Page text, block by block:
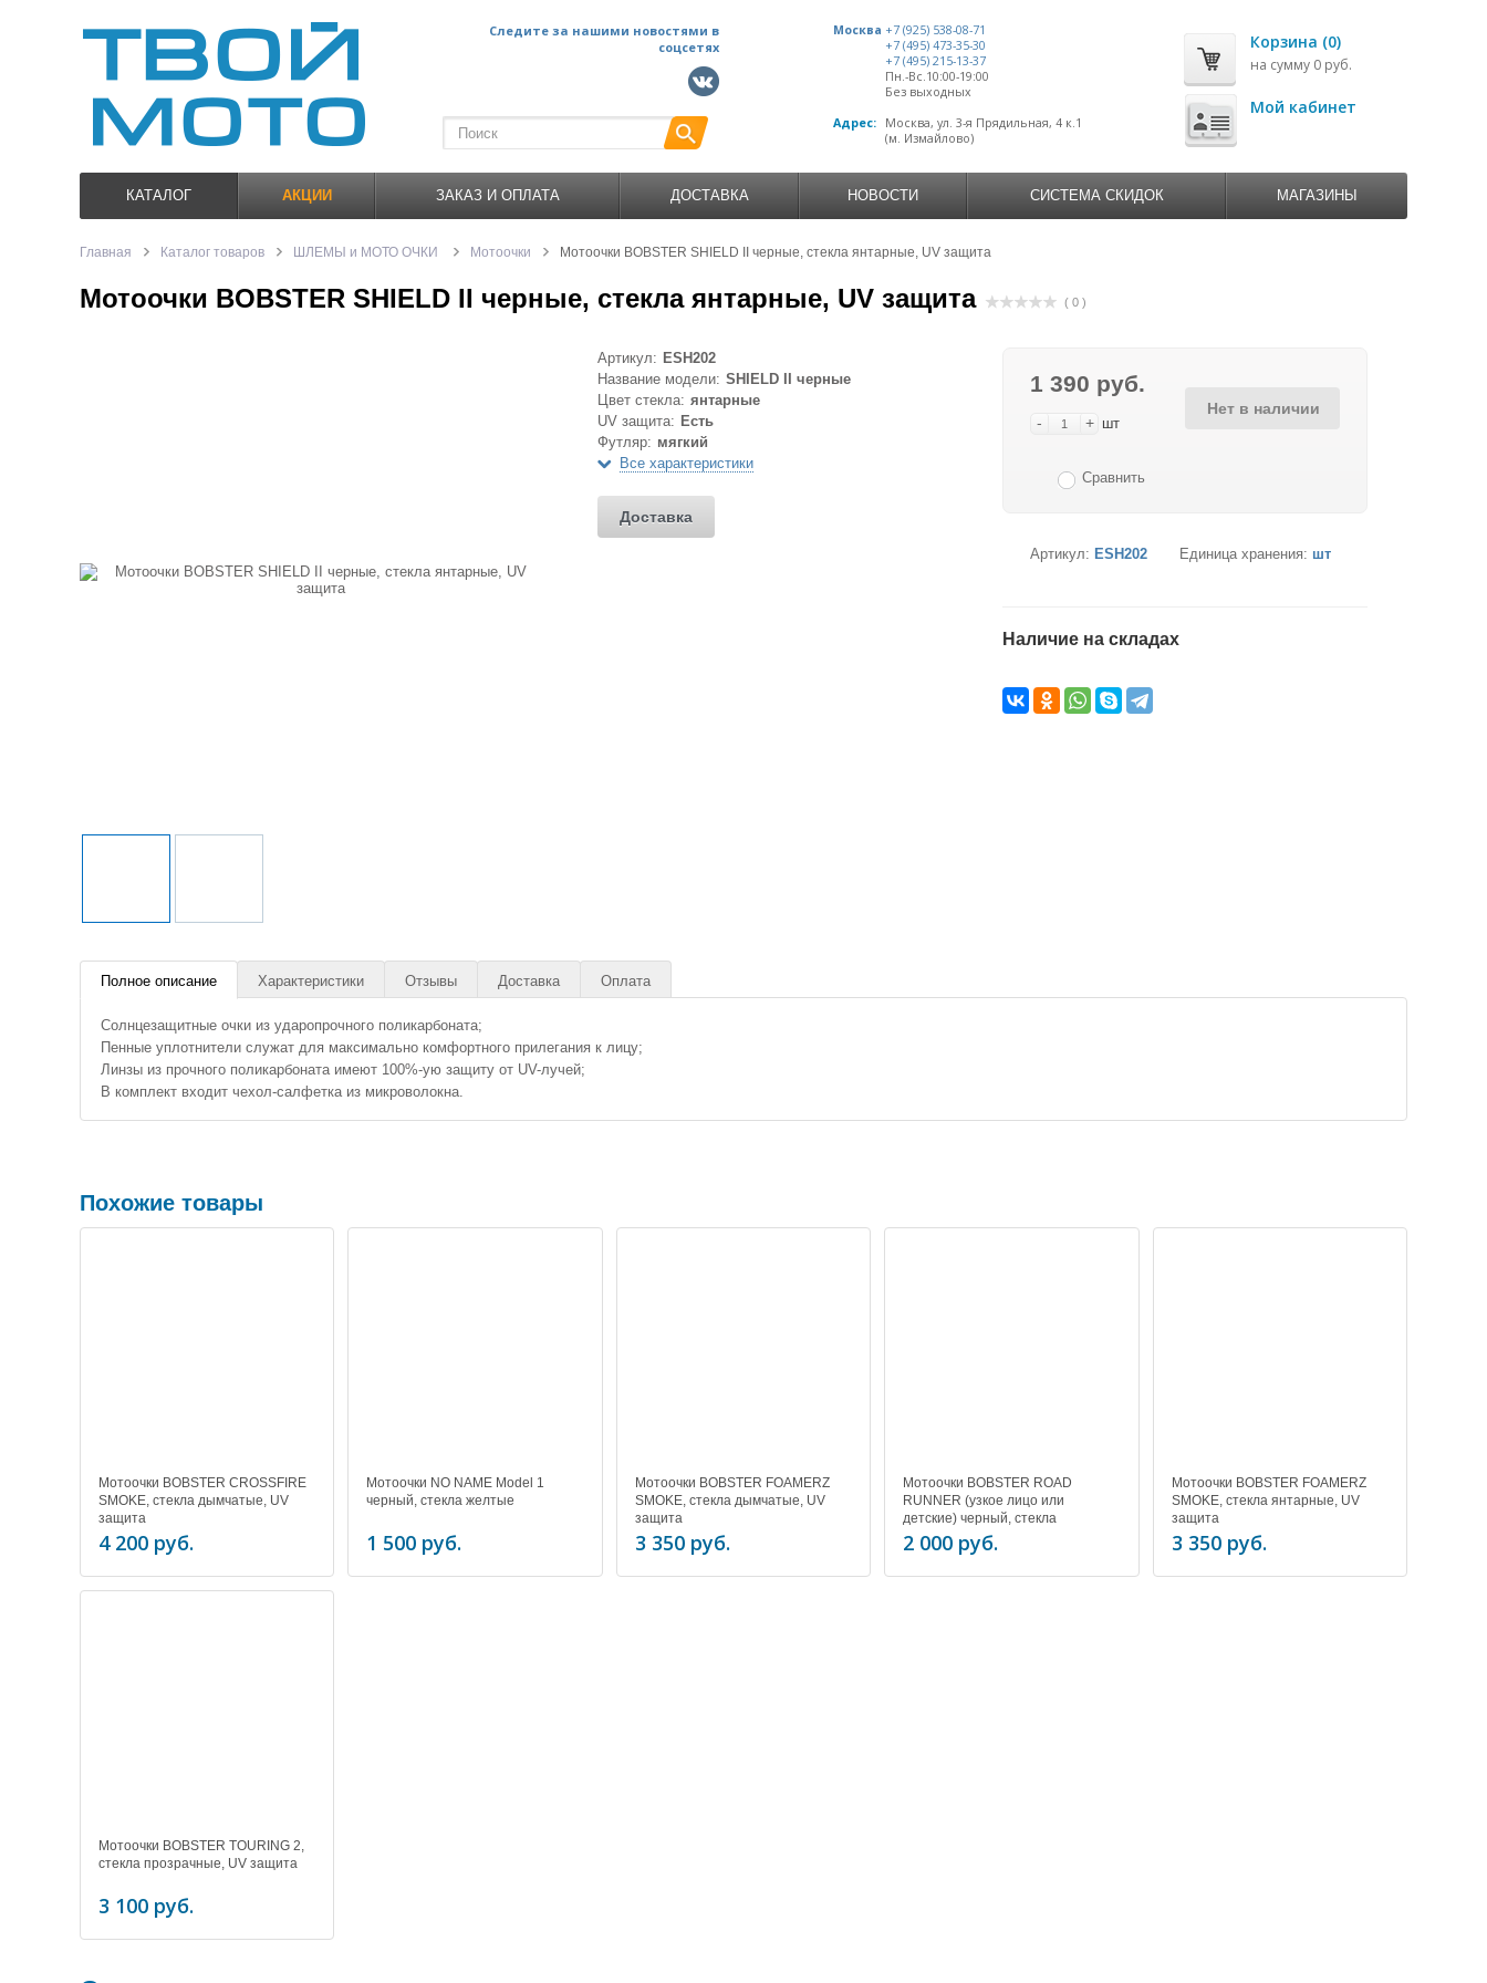
Следите за нашими новостями в
соцсетях
Москва +7 (925) 538-08-71
+7 (495) 473-35-30
+7 (495) 215-13-37
Пн.-Вс.10:00-19:00
Без выходных
Адрес:
Москва, ул. 3-я Прядильная, 4 к.1
(м. Измайлово)
Корзина (0)
на сумму 0 руб.
Мой кабинет
КАТАЛОГ АКЦИИ ЗАКАЗ И ОПЛАТА ДОСТАВКА НОВОСТИ СИСТЕМА СКИДОК МАГАЗИНЫ
Главная Каталог товаров ШЛЕМЫ и МОТО ОЧКИ Мотоочки Мотоочки BOBSTER SHIELD II черные, стекла янтарные, UV защита
Мотоочки BOBSTER SHIELD II черные, стекла янтарные, UV защита ( 0 )
1 390 руб.
- + шт
Нет в наличии
Сравнить
Артикул: ESH202 Единица хранения: шт
Наличие на складах
Артикул: ESH202
Название модели: SHIELD II черные
Цвет стекла: янтарные
UV защита: Есть
Футляр: мягкий
Все характеристики
Доставка
Полное описание Характеристики Отзывы Доставка Оплата
Солнцезащитные очки из ударопрочного поликарбоната;
Пенные уплотнители служат для максимально комфортного прилегания к лицу;
Линзы из прочного поликарбоната имеют 100%-ую защиту от UV-лучей;
В комплект входит чехол-салфетка из микроволокна.
Похожие товары
Мотоочки BOBSTER CROSSFIRE
SMOKE, стекла дымчатые, UV
защита
4 200 руб.
Мотоочки NO NAME Model 1
черный, стекла желтые
1 500 руб.
Мотоочки BOBSTER FOAMERZ
SMOKE, стекла дымчатые, UV
защита
3 350 руб.
Мотоочки BOBSTER ROAD
RUNNER (узкое лицо или
детские) черный, стекла
дымчатые, UV защита
2 000 руб.
Мотоочки BOBSTER FOAMERZ
SMOKE, стекла янтарные, UV
защита
3 350 руб.
Мотоочки BOBSTER TOURING 2,
стекла прозрачные, UV защита
3 100 руб.